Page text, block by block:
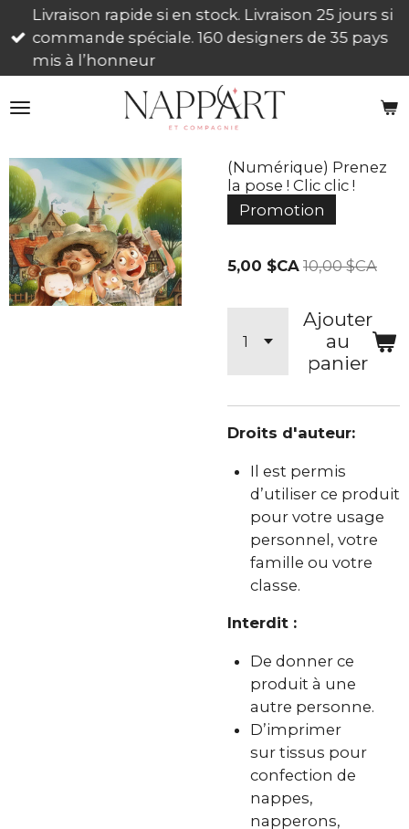
Passer
au
contenu
Livraison rapide si en stock. Livraison 25 jours si
commande spéciale. 160 designers de 35 pays
mis à l’honneur
(Numérique) Prenez
la pose ! Clic clic !
Promotion
5,00 $CA 10,00 $CA
Ajouter
au
panier
Droits d'auteur:
Il est permis
d’utiliser ce produit
pour votre usage
personnel, votre
famille ou votre
classe.
Interdit :
De donner ce
produit à une
autre personne.
D’imprimer
sur tissus pour
confection de
nappes,
napperons,